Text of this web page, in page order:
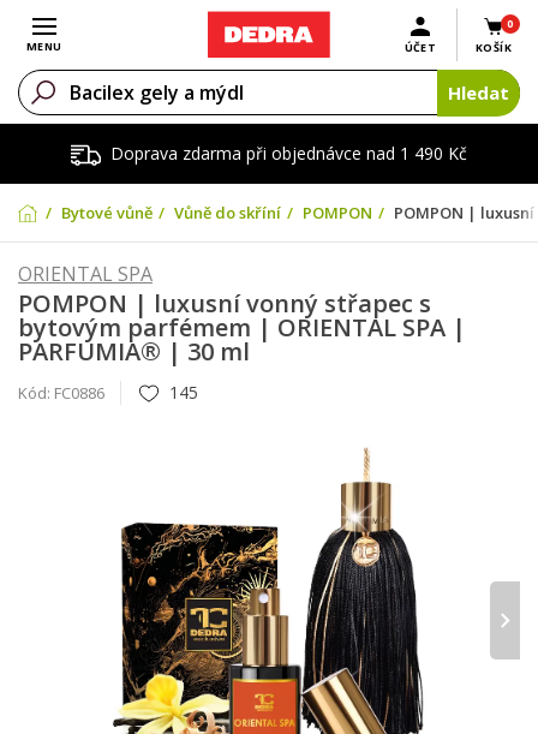
Doprava zdarma při objednávce nad 1 490 Kč
Otevřít menu
MENU
0
KOŠÍK
ÚČET
Hledat
Bytové vůně Vůně do skříní POMPON POMPON |
ORIENTAL SPA
POMPON | luxusní vonný střapec s
bytovým parfémem | ORIENTAL SPA |
PARFUMIA® | 30 ml
Kód: FC0886 145
›